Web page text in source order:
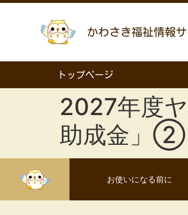
かわさき福祉情報
トップページ
2027年度
助成金」②
お使いになる前に